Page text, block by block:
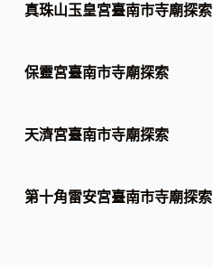
真珠山玉皇宮臺南市寺廟探索
保靈宮臺南市寺廟探索
天濟宮臺南市寺廟探索
第十角雷安宮臺南市寺廟探索